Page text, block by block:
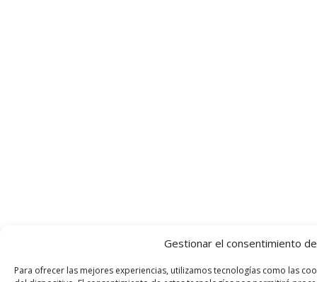
Gestionar el consentimiento
Para ofrecer las mejores experiencias, utilizamos tecnologías como las